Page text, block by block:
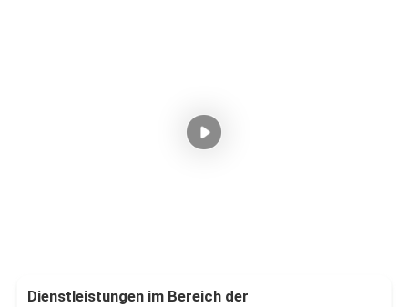
Dienstleistungen im Bereich der